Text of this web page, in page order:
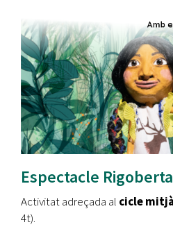
Espectacle
Activitat adreçada al cicle mitjà
4t).